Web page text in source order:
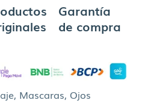
Garantía
de compra
, Mascaras, Ojos